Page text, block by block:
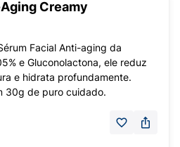
Creamy
Facial Anti-aging da
e Gluconolactona, ele reduz
e hidrata profundamente.
30g de puro cuidado.